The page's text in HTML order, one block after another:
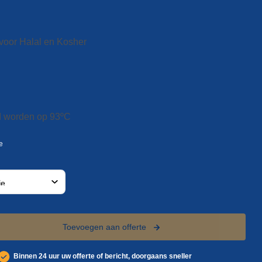
Halal en Kosher
worden op 93ºC
Toevoegen aan offerte
Binnen 24 uur uw offerte of bericht, doorgaans sneller